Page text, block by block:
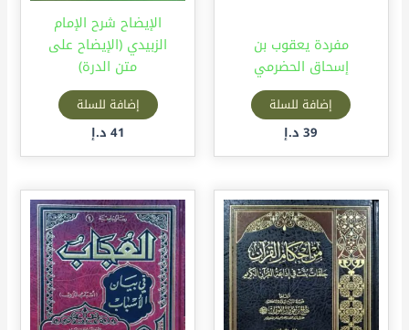
مفردة يعقوب بن
إسحاق الحضرمي
إضافة للسلة
39 د.إ
الإيضاح شرح الإمام
الزبيدي (الإيضاح على
متن الدرة)
إضافة للسلة
41 د.إ